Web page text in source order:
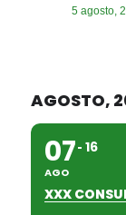
5 agosto,
AGOSTO,
07
AGO
16
XXX